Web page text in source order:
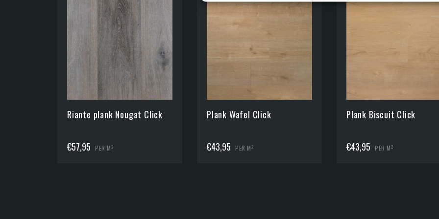
Riante plank Nougat Click
€57,95 PER M2
Plank Wafel Click
€43,95 PER M2
Plank Biscuit Click
€43,95 PER M2